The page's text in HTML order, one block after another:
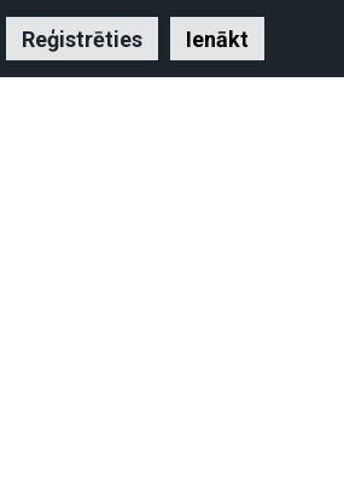
Reģistrēties Ienākt